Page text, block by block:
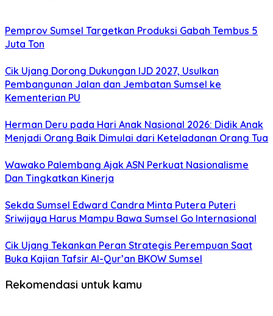
Pemprov Sumsel Targetkan Produksi Gabah Tembus 5
Juta Ton
Cik Ujang Dorong Dukungan IJD 2027, Usulkan
Pembangunan Jalan dan Jembatan Sumsel ke
Kementerian PU
Herman Deru pada Hari Anak Nasional 2026: Didik Anak
Menjadi Orang Baik Dimulai dari Keteladanan Orang Tua
Wawako Palembang Ajak ASN Perkuat Nasionalisme
Dan Tingkatkan Kinerja
Sekda Sumsel Edward Candra Minta Putera Puteri
Sriwijaya Harus Mampu Bawa Sumsel Go Internasional
Cik Ujang Tekankan Peran Strategis Perempuan Saat
Buka Kajian Tafsir Al-Qur’an BKOW Sumsel
Rekomendasi untuk kamu